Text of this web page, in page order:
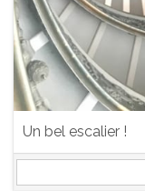
Un bel escalier !